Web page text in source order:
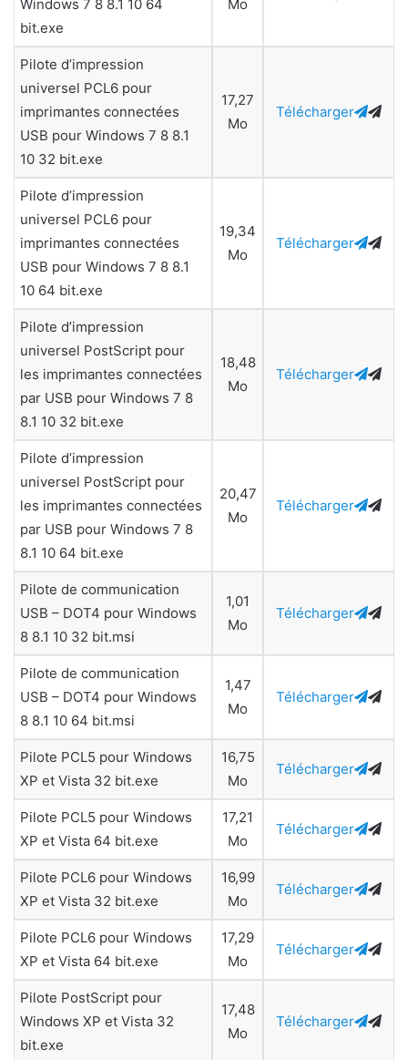
Windows 7 8 8.1 10 64
bit.exe
Mo
Pilote d’impression
universel PCL6 pour
imprimantes connectées
USB pour Windows 7 8 8.1
10 32 bit.exe
17,27
Mo
Télécharger
Pilote d’impression
universel PCL6 pour
imprimantes connectées
USB pour Windows 7 8 8.1
10 64 bit.exe
19,34
Mo
Télécharger
Pilote d’impression
universel PostScript pour
les imprimantes connectées
par USB pour Windows 7 8
8.1 10 32 bit.exe
18,48
Mo
Télécharger
Pilote d’impression
universel PostScript pour
les imprimantes connectées
par USB pour Windows 7 8
8.1 10 64 bit.exe
20,47
Mo
Télécharger
Pilote de communication
USB – DOT4 pour Windows
8 8.1 10 32 bit.msi
1,01
Mo
Télécharger
Pilote de communication
USB – DOT4 pour Windows
8 8.1 10 64 bit.msi
1,47
Mo
Télécharger
Pilote PCL5 pour Windows
XP et Vista 32 bit.exe
16,75
Mo
Télécharger
Pilote PCL5 pour Windows
XP et Vista 64 bit.exe
17,21
Mo
Télécharger
Pilote PCL6 pour Windows
XP et Vista 32 bit.exe
16,99
Mo
Télécharger
Pilote PCL6 pour Windows
XP et Vista 64 bit.exe
17,29
Mo
Télécharger
Pilote PostScript pour
Windows XP et Vista 32
bit.exe
17,48
Mo
Télécharger